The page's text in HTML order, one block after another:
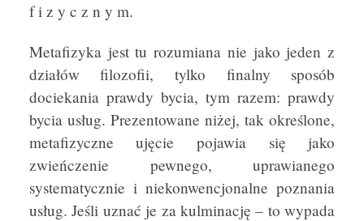
f i z y c z n y m.
Metafizyka jest tu rozumiana nie jako jeden z
działów filozofii, tylko finalny sposób
dociekania prawdy bycia, tym razem: prawdy
bycia usług. Prezentowane niżej, tak określone,
metafizyczne ujęcie pojawia się jako
zwieńczenie pewnego, uprawianego
systematycznie i niekonwencjonalne poznania
usług. Jeśli uznać je za kulminację – to wypada